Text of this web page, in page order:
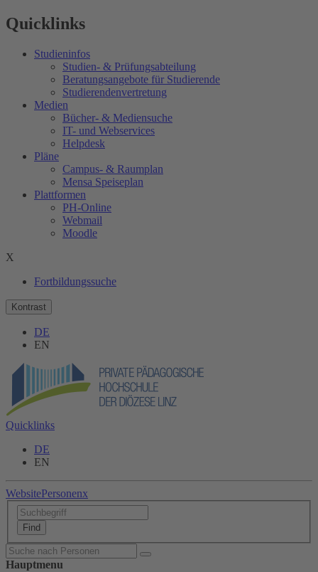
Quicklinks
Studieninfos
Studien- & Prüfungsabteilung
Beratungsangebote für Studierende
Studierendenvertretung
Medien
Bücher- & Mediensuche
IT- und Webservices
Helpdesk
Pläne
Campus- & Raumplan
Mensa Speiseplan
Plattformen
PH-Online
Webmail
Moodle
X
Fortbildungssuche
Kontrast
DE
EN
Quicklinks
DE
EN
WebsitePersonenx
Hauptmenu